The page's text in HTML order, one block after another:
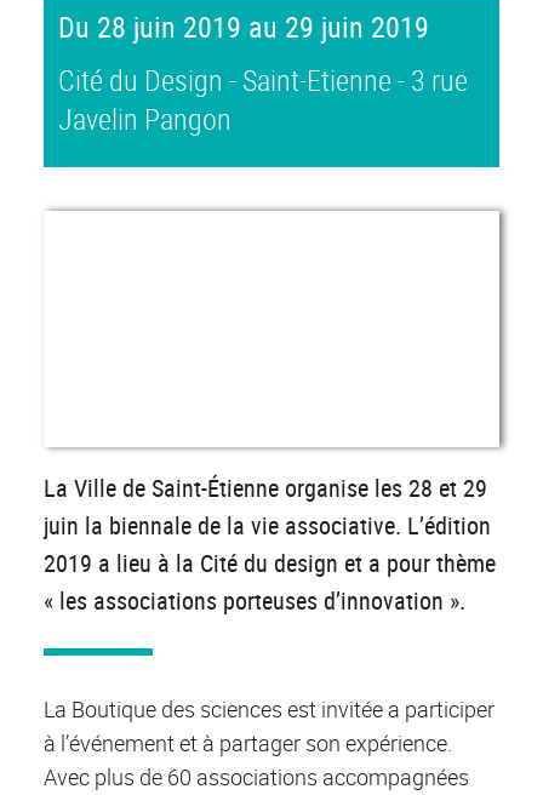
Du 28 juin 2019 au 29 juin 2019
Cité du Design - Saint-Etienne - 3 rue
Javelin Pangon
La Ville de Saint-Étienne organise les 28 et 29
juin la biennale de la vie associative. L’édition
2019 a lieu à la Cité du design et a pour thème
« les associations porteuses d’innovation ».
La Boutique des sciences est invitée a participer
à l’événement et à partager son expérience.
Avec plus de 60 associations accompagnées